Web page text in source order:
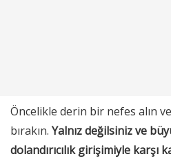
Öncelikle derin bir nefes alın
bırakın. Yalnız değilsiniz ve
dolandırıcılık girişimiyle karşı